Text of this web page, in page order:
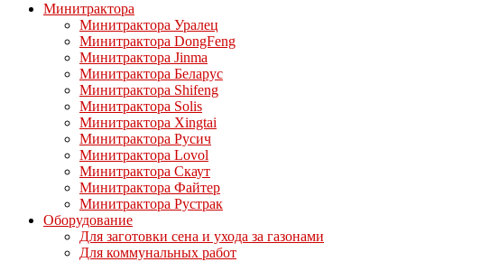
Минитрактора
Минитрактора Уралец
Минитрактора DongFeng
Минитрактора Jinma
Минитрактора Беларус
Минитрактора Shifeng
Минитрактора Solis
Минитрактора Xingtai
Минитрактора Русич
Минитрактора Lovol
Минитрактора Скаут
Минитрактора Файтер
Минитрактора Рустрак
Оборудование
Для заготовки сена и ухода за газонами
Для коммунальных работ